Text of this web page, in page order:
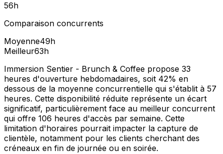
56h
Comparaison concurrents
Moyenne49h
Meilleur63h
Immersion Sentier - Brunch & Coffee propose 33
heures d'ouverture hebdomadaires, soit 42% en
dessous de la moyenne concurrentielle qui s'établit à 57
heures. Cette disponibilité réduite représente un écart
significatif, particulièrement face au meilleur concurrent
qui offre 106 heures d'accès par semaine. Cette
limitation d'horaires pourrait impacter la capture de
clientèle, notamment pour les clients cherchant des
créneaux en fin de journée ou en soirée.